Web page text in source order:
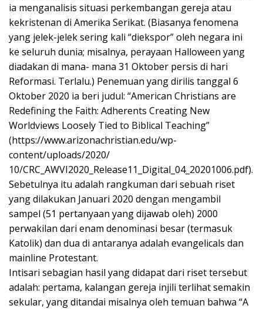
ia menganalisis situasi perkembangan gereja atau
kekristenan di Amerika Serikat. (Biasanya fenomena
yang jelek-jelek sering kali “diekspor” oleh negara ini
ke seluruh dunia; misalnya, perayaan Halloween yang
diadakan di mana- mana 31 Oktober persis di hari
Reformasi. Terlalu.) Penemuan yang dirilis tanggal 6
Oktober 2020 ia beri judul: “American Christians are
Redefining the Faith: Adherents Creating New
Worldviews Loosely Tied to Biblical Teaching”
(https://www.arizonachristian.edu/wp-
content/uploads/2020/
10/CRC_AWVI2020_Release11_Digital_04_20201006.pdf).
Sebetulnya itu adalah rangkuman dari sebuah riset
yang dilakukan Januari 2020 dengan mengambil
sampel (51 pertanyaan yang dijawab oleh) 2000
perwakilan dari enam denominasi besar (termasuk
Katolik) dan dua di antaranya adalah evangelicals dan
mainline Protestant.
Intisari sebagian hasil yang didapat dari riset tersebut
adalah: pertama, kalangan gereja injili terlihat semakin
sekular, yang ditandai misalnya oleh temuan bahwa “A